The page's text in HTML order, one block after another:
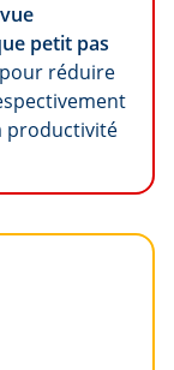
petit pas
réduire
productivité